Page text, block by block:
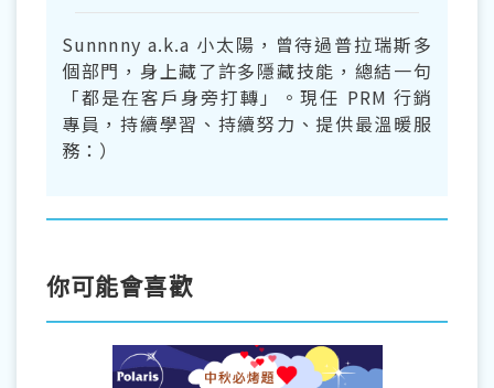
Sunnnny a.k.a 小太陽，曾待過普拉瑞斯多
個部門，身上藏了許多隱藏技能，總結一句
「都是在客戶身旁打轉」。現任 PRM 行銷
專員，持續學習、持續努力、提供最溫暖服
務：）
你可能會喜歡